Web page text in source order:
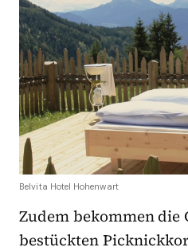
Belvita Hotel Hohenwart
Zudem bekommen die
bestückten